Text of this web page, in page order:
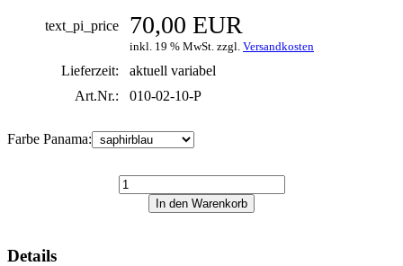
text_pi_price 70,00 EUR
inkl. 19 % MwSt. zzgl. Versandkosten
Lieferzeit:
aktuell variabel
Art.Nr.:
010-02-10-P
Farbe Panama:
Details